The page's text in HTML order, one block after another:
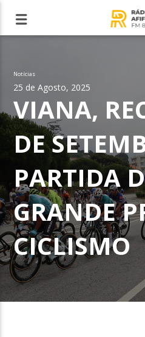
Notícias
25 de Agosto, 2025
VIANA,
DE
PARTIDA
GRANDE
CICLISMO